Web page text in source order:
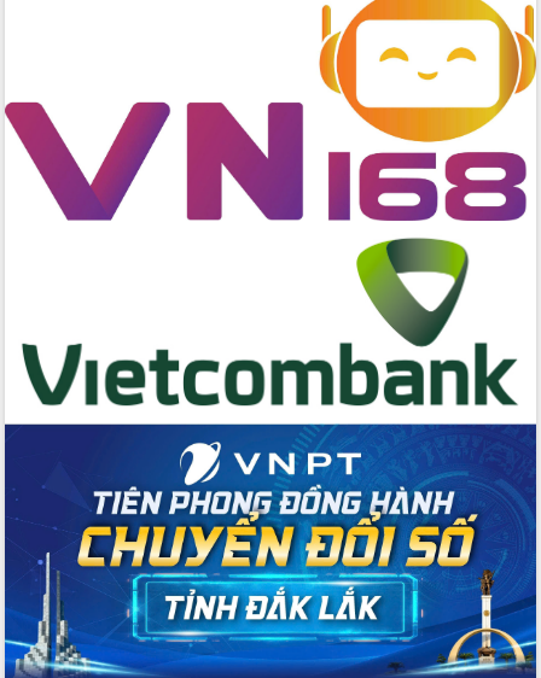
Đẩy mạnh cải cách hành chính, quyết
tâm đạt được mục tiêu tăng trưởng
hai con số trong năm 2026
Tổ chức trang trọng Lễ hội Đền thờ
Lương Văn Chánh năm 2026
số y tế tại Đắk Lắk
Chuyển đổi số thư viện: Mở rộng
không gian tri thức trong thời đại số
Đánh giá, rút kinh nghiệm công tác tổ
chức diễn tập trước ngày bầu cử
Chương trình “Gặp gỡ hữu nghị –
Friendship Meeting New Year 2026”
Bầu cử Quốc hội và HĐND: Cử tri Đắk
Lắk gửi gắm niềm tin, kỳ vọng vào lá
phiếu
Đắk Lắk sẵn sàng các điều kiện cho
Ngày hội bầu cử đại biểu Quốc hội
khóa XVI và HĐND các cấp nhiệm kỳ